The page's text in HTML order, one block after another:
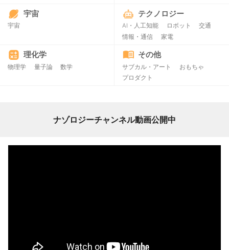
宇宙
宇宙
テクノロジー
AI・人工知能 ロボット
交通
情報・通信
家電
理化学
物理学 量子論 数学
その他
サブカル・アート
おもちゃ
プロダクト
ナゾロジーチャンネル動画公開中